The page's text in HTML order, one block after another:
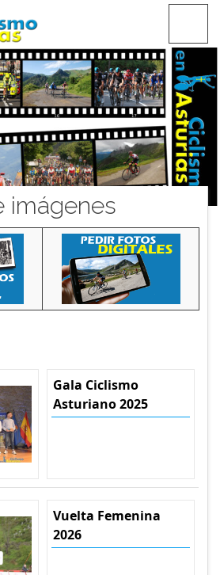
imágenes
Gala Ciclismo
Asturiano 2025
Vuelta Femenina
2026